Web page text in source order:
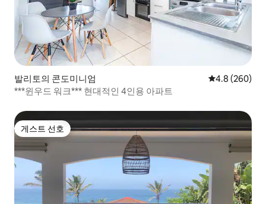
발리토의 콘도미니엄 평점 4.8점(5
4.8 (260)
***윈우드 워크*** 현대적인 4인용 아파트
게스트 선호
게스트 선호